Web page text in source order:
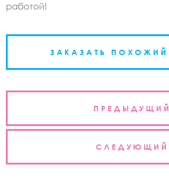
работой!
ЗАКАЗАТЬ ПОХОЖИЙ
Навигация
записям
ПРЕДЫДУЩИЙ
СЛЕДУЮЩИЙ